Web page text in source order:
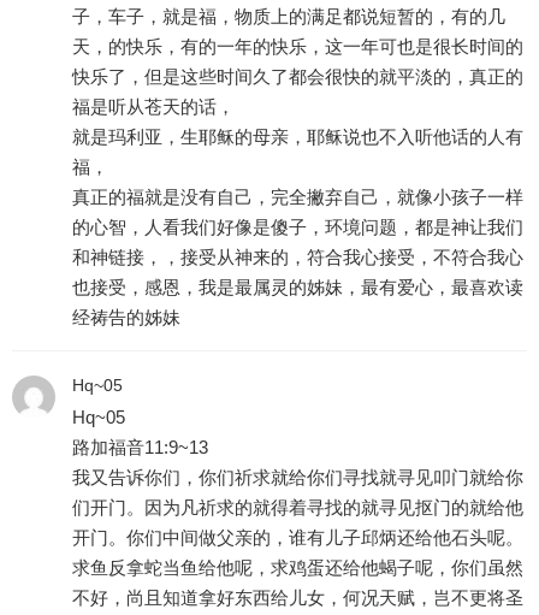
子，车子，就是福，物质上的满足都说短暂的，有的几
天，的快乐，有的一年的快乐，这一年可也是很长时间的
快乐了，但是这些时间久了都会很快的就平淡的，真正的
福是听从苍天的话，
就是玛利亚，生耶稣的母亲，耶稣说也不入听他话的人有
福，
真正的福就是没有自己，完全撇弃自己，就像小孩子一样
的心智，人看我们好像是傻子，环境问题，都是神让我们
和神链接，，接受从神来的，符合我心接受，不符合我心
也接受，感恩，我是最属灵的姊妹，最有爱心，最喜欢读
经祷告的姊妹
Hq~05
Hq~05
路加福音11:9~13
我又告诉你们，你们祈求就给你们寻找就寻见叩门就给你
们开门。因为凡祈求的就得着寻找的就寻见抠门的就给他
开门。你们中间做父亲的，谁有儿子邱炳还给他石头呢。
求鱼反拿蛇当鱼给他呢，求鸡蛋还给他蝎子呢，你们虽然
不好，尚且知道拿好东西给儿女，何况天赋，岂不更将圣